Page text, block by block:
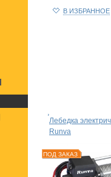
В ИЗБРАННОЕ
Лебедка
Runva
ПОД ЗАКАЗ